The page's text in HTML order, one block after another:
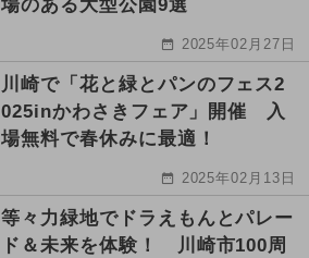
場のある大型公園9選
2025年02月27日
川崎で「花と緑とパンのフェス2
025inかわさきフェア」開催 入
場無料で春休みに最適！
2025年02月13日
等々力緑地でドラえもんとパレー
ド＆未来を体験！ 川崎市100周